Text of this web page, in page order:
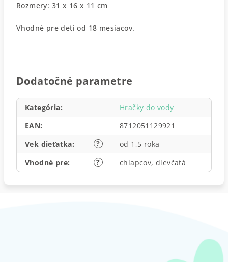
Rozmery: 31 x 16 x 11 cm
Vhodné pre deti od 18 mesiacov.
Dodatočné parametre
Kategória:
Hračky do vody
EAN:
8712051129921
?
Vek dieťatka:
od 1,5 roka
?
Vhodné pre: chlapcov, dievčatá